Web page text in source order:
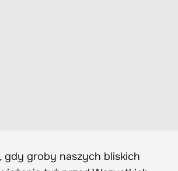
gdy groby naszych bliskich